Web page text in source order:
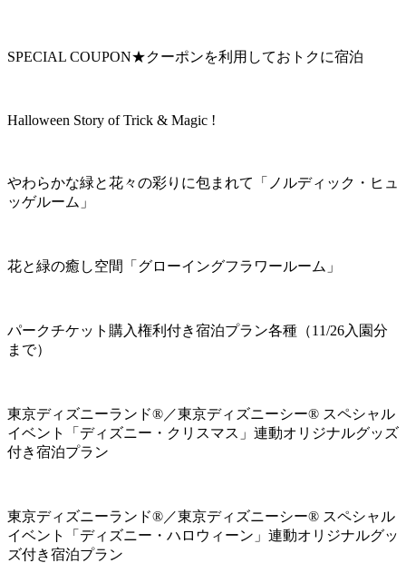
SPECIAL COUPON★クーポンを利用しておトクに宿泊
Halloween Story of Trick & Magic !
やわらかな緑と花々の彩りに包まれて「ノルディック・ヒュ
ッゲルーム」
花と緑の癒し空間「グローイングフラワールーム」
パークチケット購入権利付き宿泊プラン各種（11/26入園分
まで）
東京ディズニーランド®／東京ディズニーシー® スペシャル
イベント「ディズニー・クリスマス」連動オリジナルグッズ
付き宿泊プラン
東京ディズニーランド®／東京ディズニーシー® スペシャル
イベント「ディズニー・ハロウィーン」連動オリジナルグッ
ズ付き宿泊プラン